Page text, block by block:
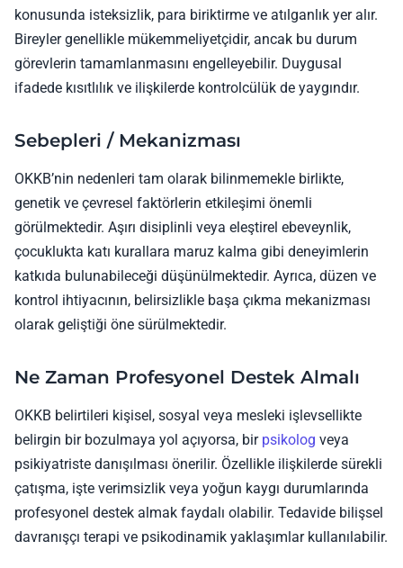
konusunda isteksizlik, para biriktirme ve atılganlık yer alır.
Bireyler genellikle mükemmeliyetçidir, ancak bu durum
görevlerin tamamlanmasını engelleyebilir. Duygusal
ifadede kısıtlılık ve ilişkilerde kontrolcülük de yaygındır.
Sebepleri / Mekanizması
OKKB’nin nedenleri tam olarak bilinmemekle birlikte,
genetik ve çevresel faktörlerin etkileşimi önemli
görülmektedir. Aşırı disiplinli veya eleştirel ebeveynlik,
çocuklukta katı kurallara maruz kalma gibi deneyimlerin
katkıda bulunabileceği düşünülmektedir. Ayrıca, düzen ve
kontrol ihtiyacının, belirsizlikle başa çıkma mekanizması
olarak geliştiği öne sürülmektedir.
Ne Zaman Profesyonel Destek Almalı
OKKB belirtileri kişisel, sosyal veya mesleki işlevsellikte
belirgin bir bozulmaya yol açıyorsa, bir psikolog veya
psikiyatriste danışılması önerilir. Özellikle ilişkilerde sürekli
çatışma, işte verimsizlik veya yoğun kaygı durumlarında
profesyonel destek almak faydalı olabilir. Tedavide bilişsel
davranışçı terapi ve psikodinamik yaklaşımlar kullanılabilir.